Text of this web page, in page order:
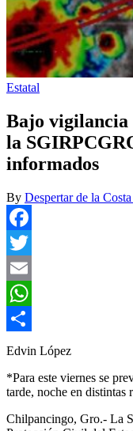
Estatal
Bajo vigilancia
la
informados
By Despertar de la Costa
Facebook
Twitter
Email
WhatsApp
Compartir
Edvin López
*Para este viernes se
tarde, noche en distintas
Chilpancingo, Gro.- La